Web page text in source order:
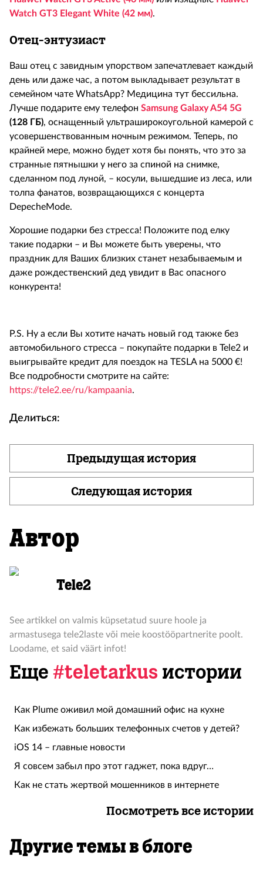
Watch GT3 Elegant White (42 мм).
Отец-энтузиаст
Ваш отец с завидным упорством запечатлевает каждый
день или даже час, а потом выкладывает результат в
семейном чате WhatsApp? Медицина тут бессильна.
Лучше подарите ему телефон Samsung Galaxy A54 5G
(128 ГБ), оснащенный ультраширокоугольной камерой с
усовершенствованным ночным режимом. Теперь, по
крайней мере, можно будет хотя бы понять, что это за
странные пятнышки у него за спиной на снимке,
сделанном под луной, – косули, вышедшие из леса, или
толпа фанатов, возвращающихся с концерта
DepecheMode.
Хорошие подарки без стресса! Положите под елку
такие подарки – и Вы можете быть уверены, что
праздник для Ваших близких станет незабываемым и
даже рождественский дед увидит в Вас опасного
конкурента!
P.S. Ну а если Вы хотите начать новый год также без
автомобильного стресса – покупайте подарки в Tele2 и
выигрывайте кредит для поездок на TESLA на 5000 €!
Все подробности смотрите на сайте:
https://tele2.ee/ru/kampaania.
Делиться:
Предыдущая история
Следующая история
Автор
Tele2
See artikkel on valmis küpsetatud suure hoole ja
armastusega tele2laste või meie koostööpartnerite poolt.
Loodame, et said väärt infot!
Еще #teletarkus истории
Как Plume оживил мой домашний офис на кухне
Как избежать больших телефонных счетов у детей?
iOS 14 – главные новости
Я совсем забыл про этот гаджет, пока вдруг…
Как не стать жертвой мошенников в интернете
Посмотреть все истории
Другие темы в блоге